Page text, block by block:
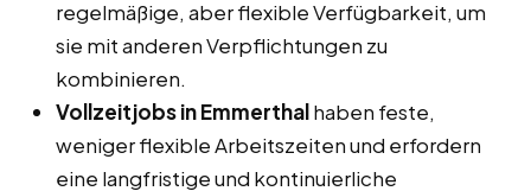
regelmäßige, aber flexible Verfügbarkeit, um
sie mit anderen Verpflichtungen zu
kombinieren.
Vollzeitjobs in Emmerthalhaben feste,
weniger flexible Arbeitszeiten und erfordern
eine langfristige und kontinuierliche